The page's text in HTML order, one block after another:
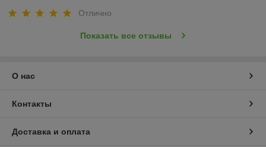
Отлично
Показать все отзывы
О нас
Контакты
Доставка и оплата